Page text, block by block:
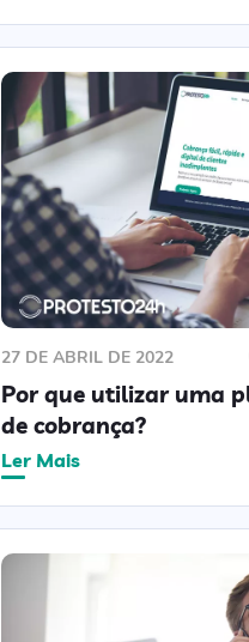
27 DE ABRIL DE 2022
Por que utilizar uma
de cobrança?
Ler Mais